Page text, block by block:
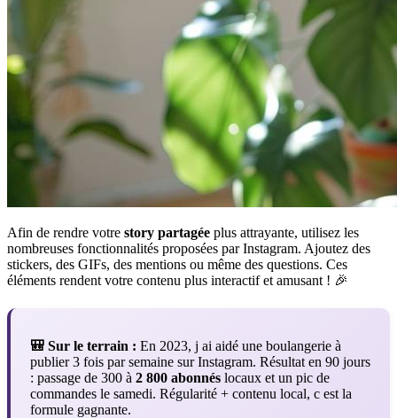
Afin de rendre votre story partagée plus attrayante, utilisez les
nombreuses fonctionnalités proposées par Instagram. Ajoutez des
stickers, des GIFs, des mentions ou même des questions. Ces
éléments rendent votre contenu plus interactif et amusant ! 🎉
🎒 Sur le terrain : En 2023, j ai aidé une boulangerie à
publier 3 fois par semaine sur Instagram. Résultat en 90 jours
: passage de 300 à 2 800 abonnés locaux et un pic de
commandes le samedi. Régularité + contenu local, c est la
formule gagnante.